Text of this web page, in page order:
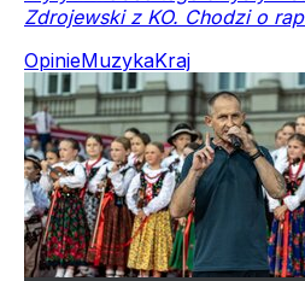
Zdrojewski z KO. Chodzi o
OpinieMuzykaKraj